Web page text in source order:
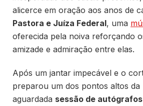
alicerce em oração aos anos de
Pastora e Juíza Federal, uma
oferecida pela noiva reforçando
amizade e admiração entre elas.
Após um jantar impecável e o
preparou um dos pontos altos da
aguardada sessão de